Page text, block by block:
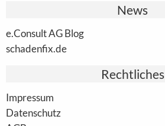
News
e.Consult AG Blog
schadenfix.de
Rechtliches
Impressum
Datenschutz